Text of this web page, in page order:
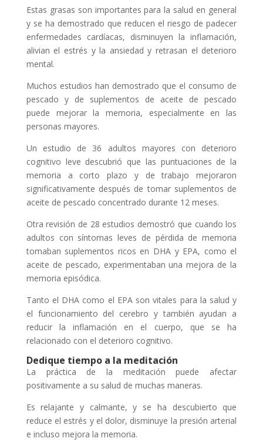
Estas grasas son importantes para la salud en general
y se ha demostrado que reducen el riesgo de padecer
enfermedades cardíacas, disminuyen la inflamación,
alivian el estrés y la ansiedad y retrasan el deterioro
mental.
Muchos estudios han demostrado que el consumo de
pescado y de suplementos de aceite de pescado
puede mejorar la memoria, especialmente en las
personas mayores.
Un estudio de 36 adultos mayores con deterioro
cognitivo leve descubrió que las puntuaciones de la
memoria a corto plazo y de trabajo mejoraron
significativamente después de tomar suplementos de
aceite de pescado concentrado durante 12 meses.
Otra revisión de 28 estudios demostró que cuando los
adultos con síntomas leves de pérdida de memoria
tomaban suplementos ricos en DHA y EPA, como el
aceite de pescado, experimentaban una mejora de la
memoria episódica.
Tanto el DHA como el EPA son vitales para la salud y
el funcionamiento del cerebro y también ayudan a
reducir la inflamación en el cuerpo, que se ha
relacionado con el deterioro cognitivo.
Dedique tiempo a la meditación
La práctica de la meditación puede afectar
positivamente a su salud de muchas maneras.
Es relajante y calmante, y se ha descubierto que
reduce el estrés y el dolor, disminuye la presión arterial
e incluso mejora la memoria.